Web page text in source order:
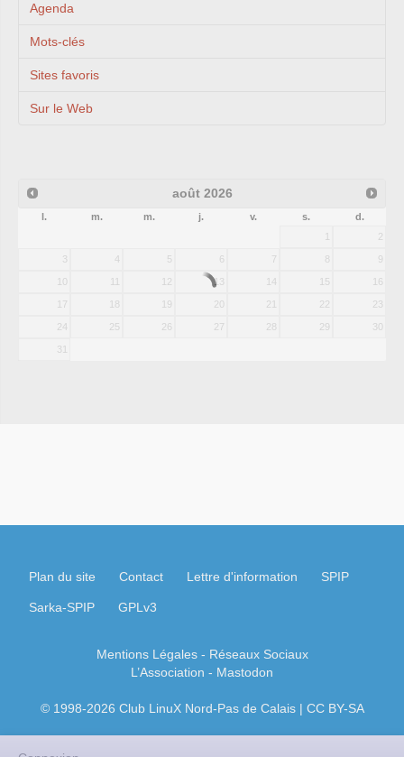
Agenda
Mots-clés
Sites favoris
Sur le Web
août 2026
l. m. m. j. v. s.
d.
1
2
3 4 5 6 7 8 9
10 11 12 13 14 15 16
17 18 19 20 21 22 23
24 25 26 27 28 29 30
31
Plan du site Contact Lettre d'information SPIP
Sarka-SPIP GPLv3
Mentions Légales- Réseaux Sociaux
L’Association - Mastodon
© 1998-2026 Club LinuX Nord-Pas de Calais | CC BY-SA